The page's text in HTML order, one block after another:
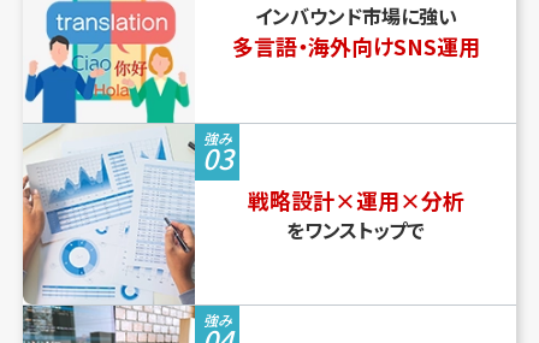
インバウンド市場に強い
多言語・海外向けSNS運用
強み
03
戦略設計×運用×分析
をワンストップで
強み